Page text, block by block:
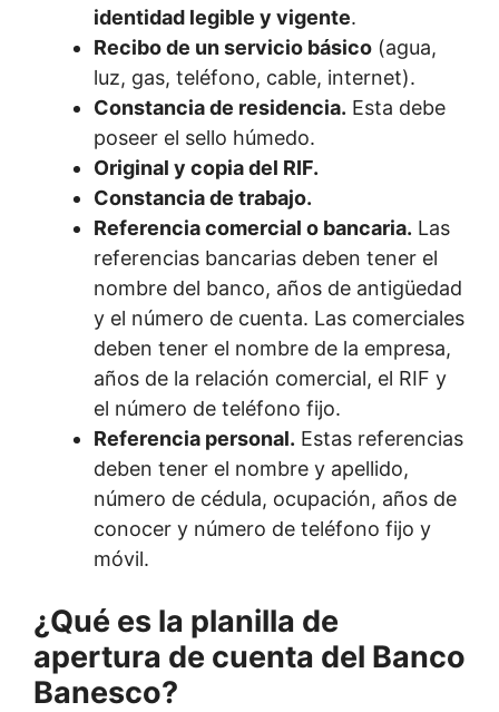
identidad legible y vigente.
Recibo de un servicio básico (agua,
luz, gas, teléfono, cable, internet).
Constancia de residencia. Esta debe
poseer el sello húmedo.
Original y copia del RIF.
Constancia de trabajo.
Referencia comercial o bancaria. Las
referencias bancarias deben tener el
nombre del banco, años de antigüedad
y el número de cuenta. Las comerciales
deben tener el nombre de la empresa,
años de la relación comercial, el RIF y
el número de teléfono fijo.
Referencia personal. Estas referencias
deben tener el nombre y apellido,
número de cédula, ocupación, años de
conocer y número de teléfono fijo y
móvil.
¿Qué es la planilla de
apertura de cuenta del Banco
Banesco?